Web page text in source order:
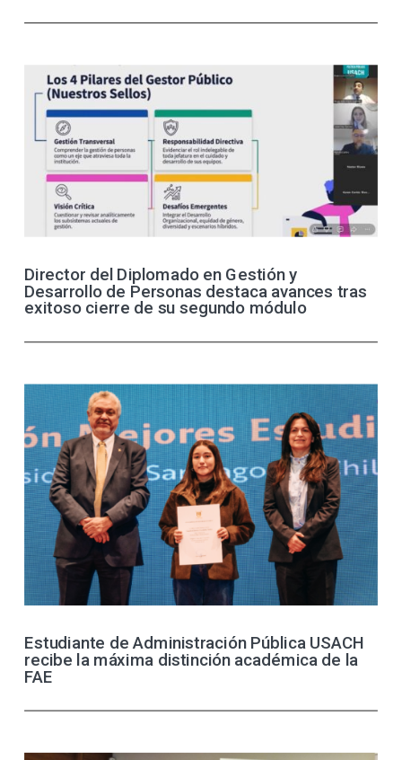
Director del Diplomado en Gestión y
Desarrollo de Personas destaca avances tras
exitoso cierre de su segundo módulo
Estudiante de Administración Pública USACH
recibe la máxima distinción académica de la
FAE